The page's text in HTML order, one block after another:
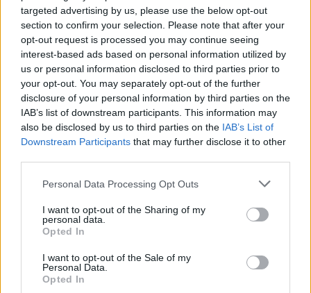
targeted advertising by us, please use the below opt-out
section to confirm your selection. Please note that after your
opt-out request is processed you may continue seeing
interest-based ads based on personal information utilized by
us or personal information disclosed to third parties prior to
your opt-out. You may separately opt-out of the further
disclosure of your personal information by third parties on the
IAB’s list of downstream participants. This information may
also be disclosed by us to third parties on the IAB’s List of
Downstream Participants that may further disclose it to other
Personal Data Processing Opt Outs
I want to opt-out of the Sharing of my
personal data.
Opted In
I want to opt-out of the Sale of my
Personal Data.
Opted In
2025. június 12., csütörtök
Hűsítő magyar projekt a partiumi
kánikulában